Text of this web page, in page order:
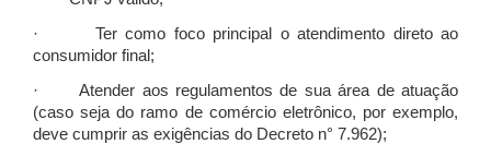
· Ter como foco principal o atendimento direto ao
consumidor final;
· Atender aos regulamentos de sua área de atuação
(caso seja do ramo de comércio eletrônico, por exemplo,
deve cumprir as exigências do Decreto n° 7.962);